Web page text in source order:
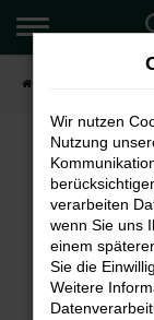
Zum
Hauptinhalt
springen
Beim Laden
Hier sind ein
Wir nutzen
Nutzung
verarbeiten
wenn Sie uns
einem
Sie die
Weitere